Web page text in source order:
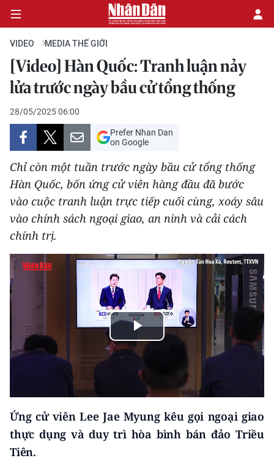
CHÍNH TRỊ
KINH TẾ
VĂN HÓA
XÃ HỘI
PHÁP LUẬT
DU LỊCH
THẾ GIỚI
THỂ THAO
GIÁO DỤC
Y TẾ
KHOA HỌC - CÔNG NGHỆ
MÔI TRƯỜNG
BẠN ĐỌC
VIDEO MEDIA THẾ GIỚI
[Video] Hàn Quốc: Tranh luận nảy
lửa trước ngày bầu cử tổng thống
28/05/2025 06:00
Prefer Nhan Dan
on Google
Chỉ còn một tuần trước ngày bầu cử tổng thống
Hàn Quốc, bốn ứng cử viên hàng đầu đã bước
vào cuộc tranh luận trực tiếp cuối cùng, xoáy sâu
vào chính sách ngoại giao, an ninh và cải cách
chính trị.
Play
Video
Ứng cử viên Lee Jae Myung kêu gọi ngoại giao
thực dụng và duy trì hòa bình bán đảo Triều
Tiên.